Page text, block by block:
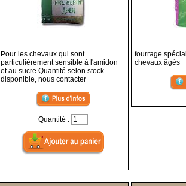
Pour les chevaux qui sont
particulièrement sensible à l'amidon
et au sucre Quantité selon stock
disponible, nous contacter
Quantité :
fourrage
chevaux âgés